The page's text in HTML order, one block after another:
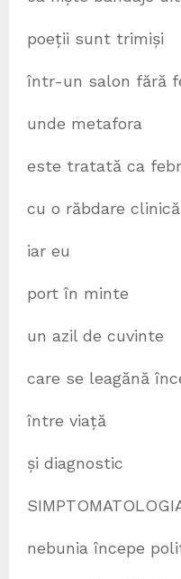
poeții sunt trimiși
într-un salon fără
unde metafora
este tratată ca
cu o răbdare clinică
iar eu
port în minte
un azil de cuvinte
care se leagănă
între viață
și diagnostic
nebunia începe